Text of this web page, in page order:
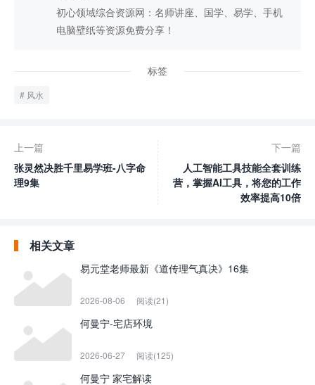
初心领域综合资源网：名师讲座、国学、易学、手机
电脑壁纸等资源免费分享！
标签
风水
上一篇
张灵然决胜千里易学班-八字命
理9集
下一篇
人工智能工具技能全套训练
营，掌握AI工具，将您的工作
效率提高10倍
相关文章
易元堂老师最新《道传理气真决》16集
2026-08-06 阅读(21)
何曼宁-宅店环境
2026-06-27 阅读(125)
何曼宁 家宅解读